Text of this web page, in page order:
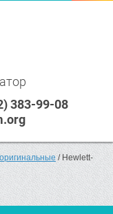
383-99-08
/ Нewlett-